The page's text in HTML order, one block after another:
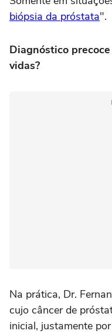
biópsia da próstata".
Diagnóstico
vidas?
Na prática, Dr.
cujo câncer de
inicial, justamente